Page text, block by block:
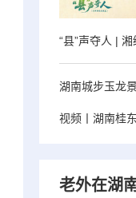
“县”声夺人 |
湖南城步玉龙
视频丨湖南桂
老外在湖